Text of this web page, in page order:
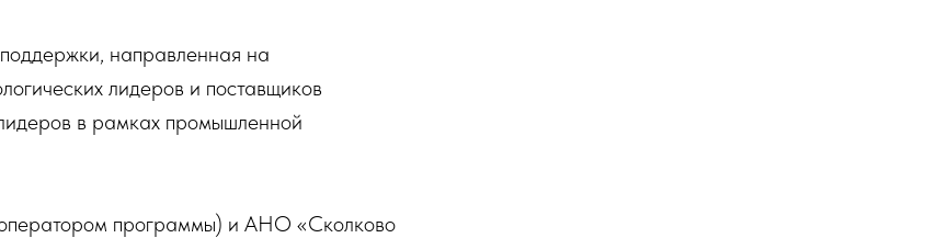
направленная на
лидеров и поставщиков
в рамках промышленной
программы) и АНО «Сколково